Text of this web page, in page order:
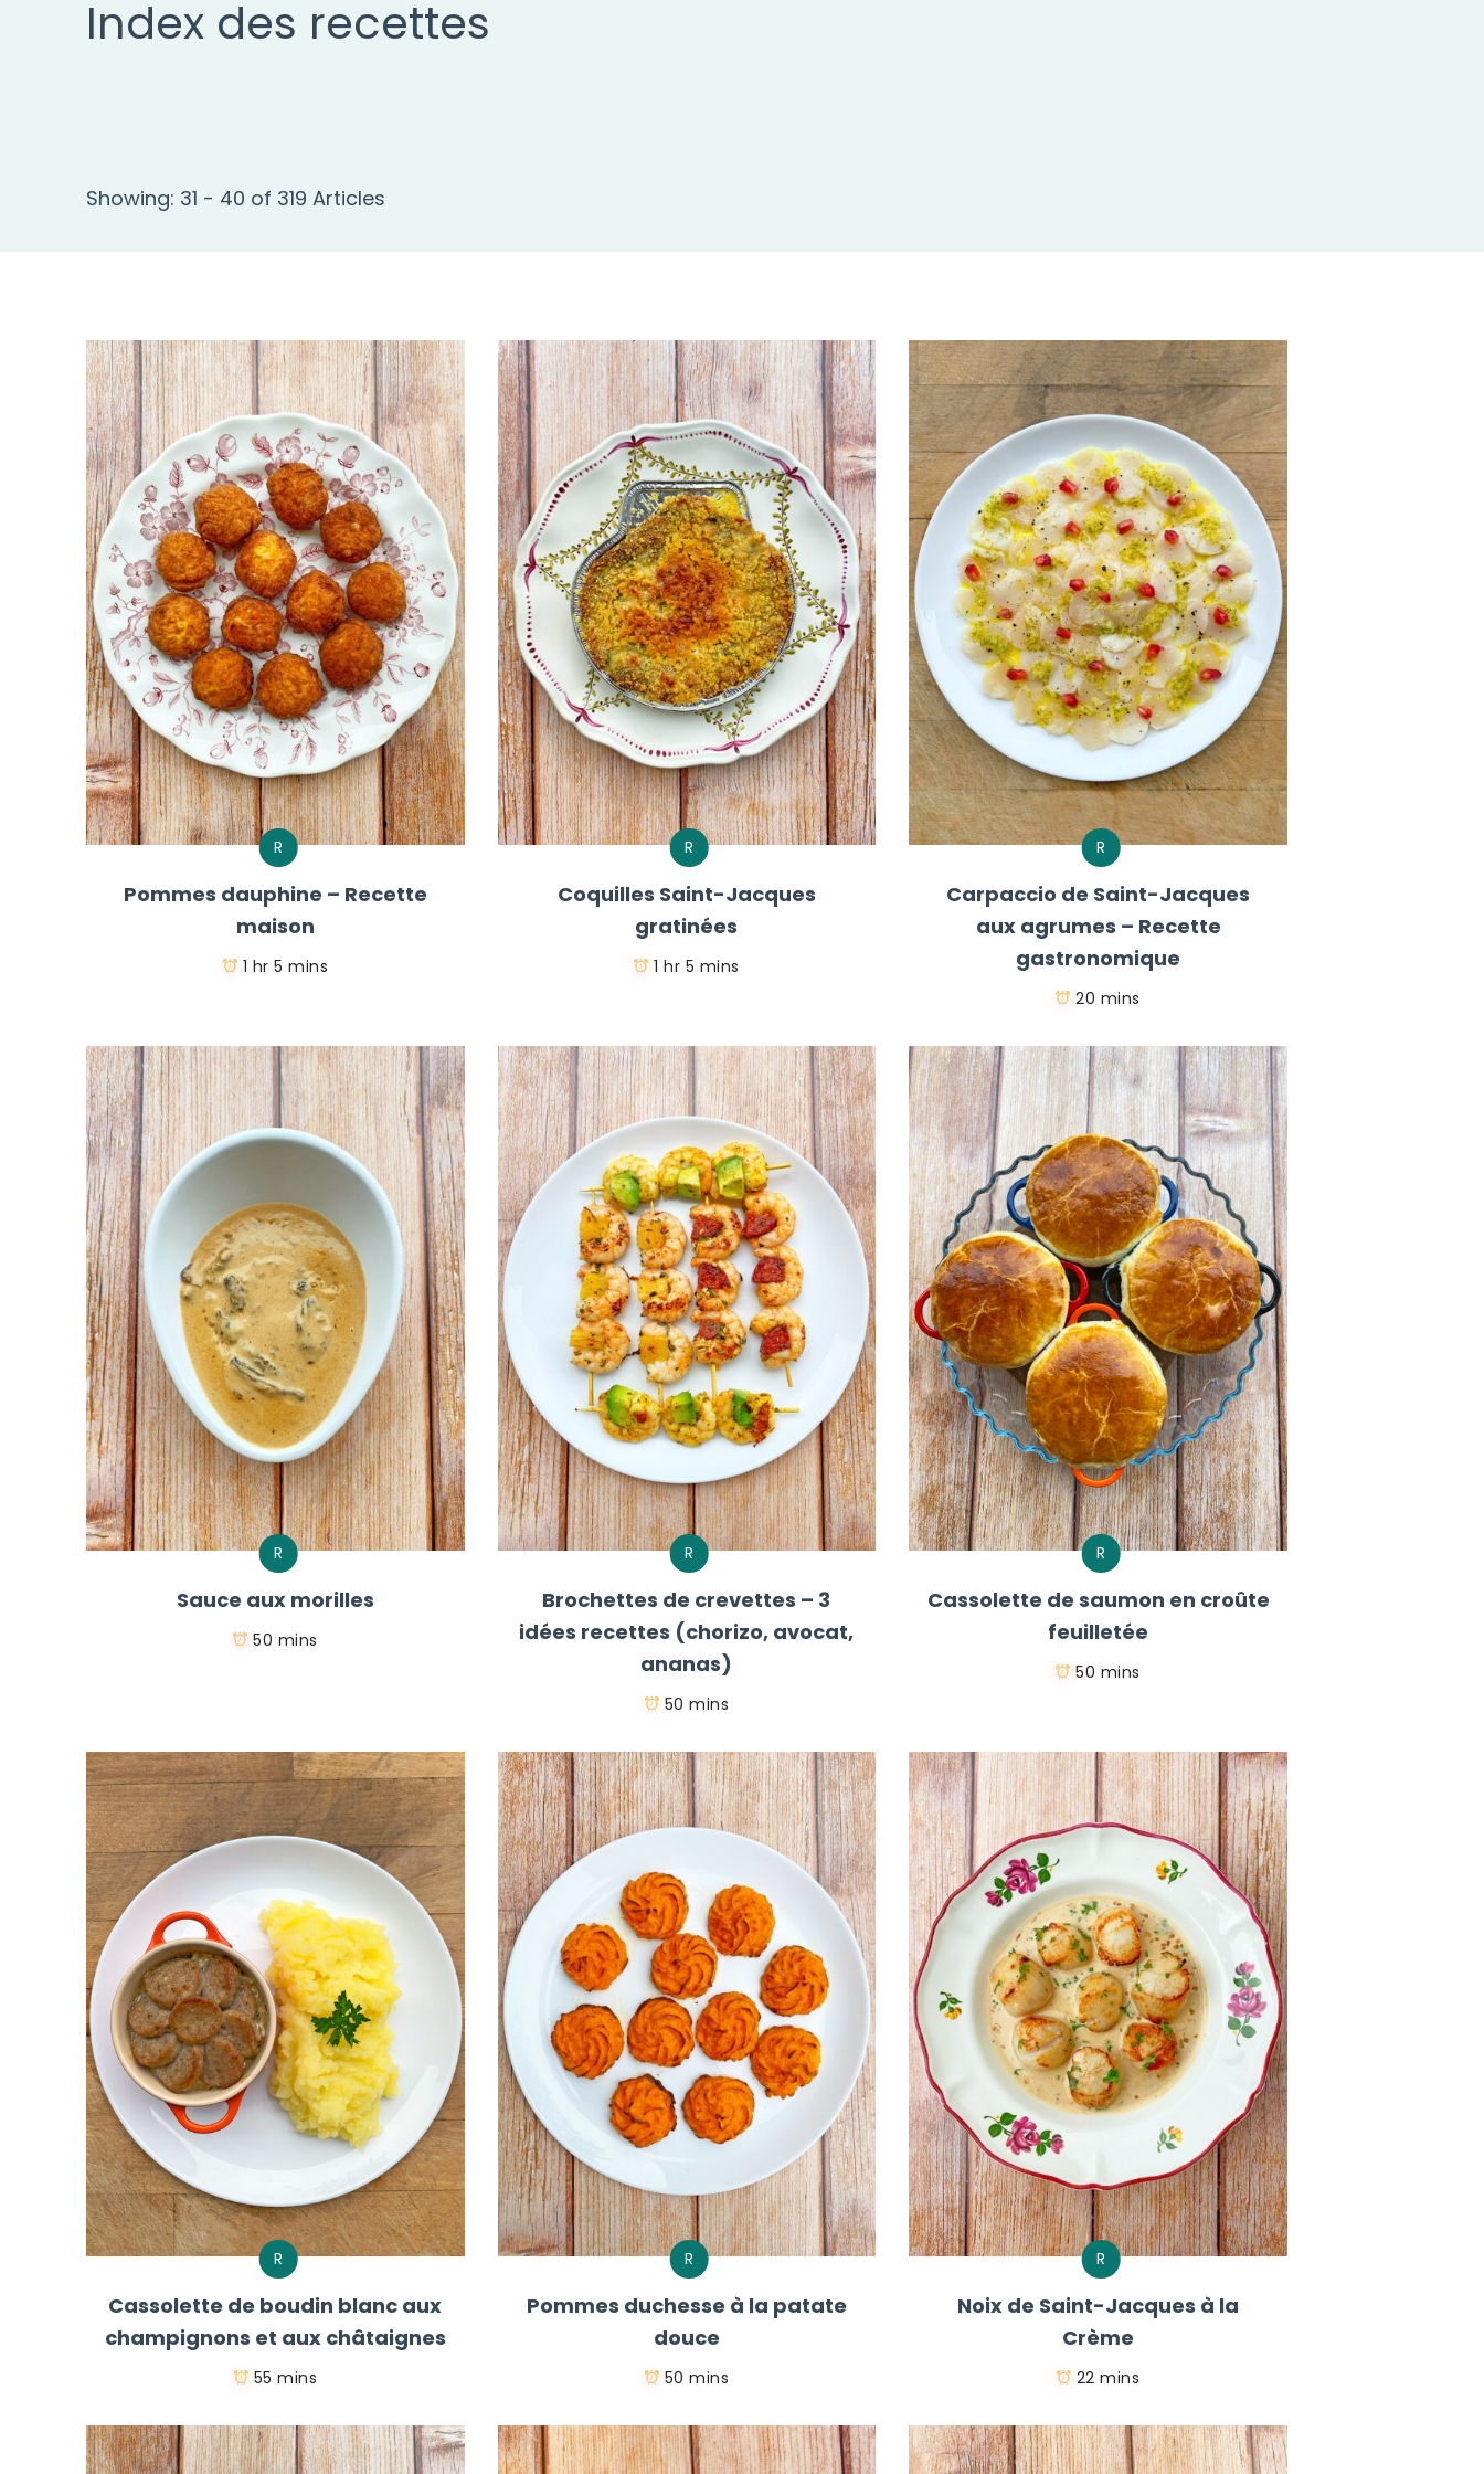
Index des recettes
Showing: 31 - 40 of 319 Articles
R
Pommes dauphine – Recette
maison
1 hr 5 mins
R
Coquilles Saint-Jacques
gratinées
1 hr 5 mins
R
Carpaccio de Saint-Jacques
aux agrumes – Recette
gastronomique
20 mins
R
Sauce aux morilles
50 mins
R
Brochettes de crevettes – 3
idées recettes (chorizo, avocat,
ananas)
50 mins
R
Cassolette de saumon en croûte
feuilletée
50 mins
R
Cassolette de boudin blanc aux
champignons et aux châtaignes
55 mins
R
Pommes duchesse à la patate
douce
50 mins
R
Noix de Saint-Jacques à la
Crème
22 mins